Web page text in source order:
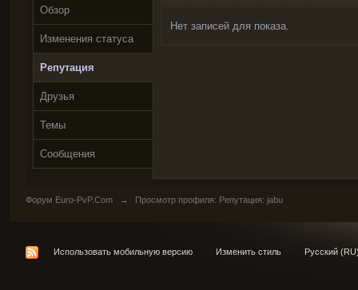
Обзор
Изменения статуса
Репутация
Друзья
Темы
Сообщения
Нет записей для показа.
Форум Euro-PvP.Com → Просмотр профиля: Репутация: jabu
Использовать мобильную версию Изменить стиль Русский